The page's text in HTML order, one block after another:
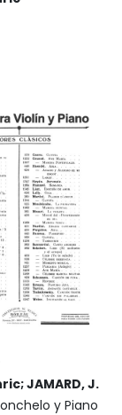
JAMARD, J.
y Piano